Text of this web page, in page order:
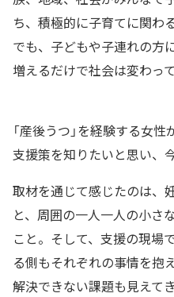
ち、積極的に子育てに関わ
でも、子どもや子連れの方
増えるだけで社会は変わっ
「産後うつ」を経験する女
支援策を知りたいと思い、
取材を通じて感じたのは、
と、周囲の一人一人の小さ
こと。そして、支援の現場
る側もそれぞれの事情を抱
解決できない課題も見えて